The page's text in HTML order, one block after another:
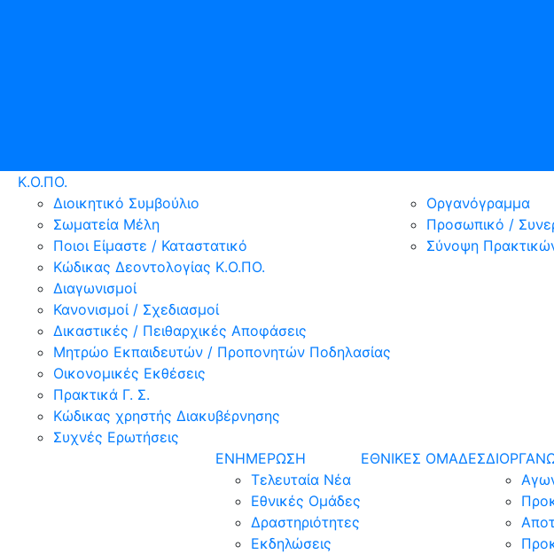
Κ.Ο.ΠΟ.
Διοικητικό Συμβούλιο
Σωματεία Μέλη
Ποιοι Είμαστε / Καταστατικό
Κώδικας Δεοντολογίας Κ.Ο.ΠΟ.
Διαγωνισμοί
Κανονισμοί / Σχεδιασμοί
Δικαστικές / Πειθαρχικές Αποφάσεις
Μητρώο Εκπαιδευτών / Προπονητών Ποδηλασίας
Οικονομικές Εκθέσεις
Πρακτικά Γ. Σ.
Κώδικας χρηστής Διακυβέρνησης
Συχνές Ερωτήσεις
Οργανόγραμμα
Προσωπικό /
Σύνοψη
ΕΝΗΜΕΡΩΣΗ
Τελευταία Νέα
Εθνικές Ομάδες
Δραστηριότητες
Εκδηλώσεις
ΕΘΝΙΚΕΣ ΟΜΑΔΕΣ